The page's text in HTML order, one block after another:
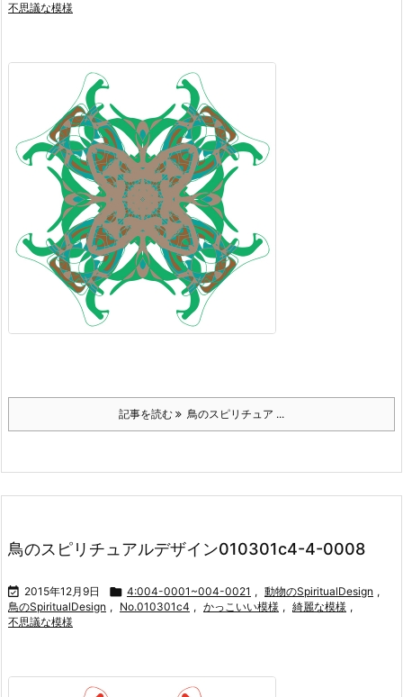
不思議な模様
記事を読む 鳥のスピリチュア ...
鳥のスピリチュアルデザイン010301c4-4-0008
 2015年12月9日  4:004-0001~004-0021 , 動物のSpiritualDesign ,
鳥のSpiritualDesign , No.010301c4 , かっこいい模様 , 綺麗な模様 ,
不思議な模様